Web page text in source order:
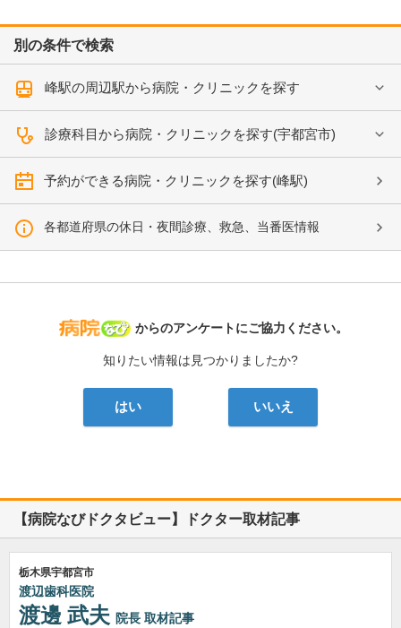
別の条件で検索
峰駅の周辺駅から病院・クリニックを探す
診療科目から病院・クリニックを探す(宇都宮市)
予約ができる病院・クリニックを探す(峰駅)
各都道府県の休日・夜間診療、救急、当番医情報
病院なび
からのアンケートにご協力ください。
知りたい情報は見つかりましたか?
はい いいえ
【病院なびドクタビュー】ドクター取材記事
栃木県宇都宮市
渡辺歯科医院
渡邊 武夫 院長 取材記事